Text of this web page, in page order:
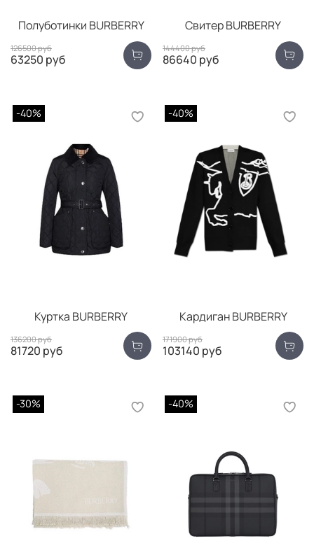
Полуботинки BURBERRY
126500 руб
63250 руб
Свитер BURBERRY
144400 руб
86640 руб
-40%
Куртка BURBERRY
136200 руб
81720 руб
-40%
Кардиган BURBERRY
171900 руб
103140 руб
-30% -40%